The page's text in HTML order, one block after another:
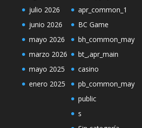
julio 2026
junio 2026
mayo 2026
marzo 2026
mayo 2025
enero 2025
apr_common_1
BC Game
bh_common_may
bt_,apr_main
casino
pb_common_may
public
s